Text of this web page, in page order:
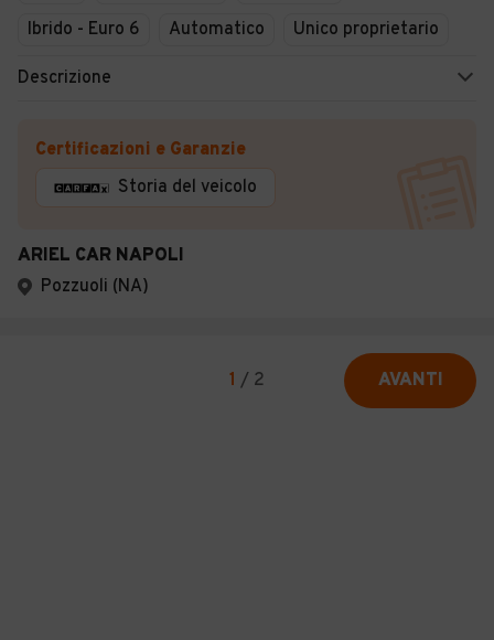
Ibrido - Euro 6
Automatico Unico proprietario
Descrizione
Certificazioni e Garanzie
Storia del veicolo
ARIEL CAR NAPOLI
Pozzuoli (NA)
1 / 2 AVANTI